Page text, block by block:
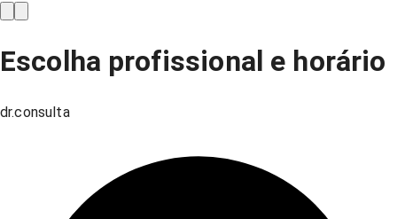
Escolha profissional e horário
dr.consulta